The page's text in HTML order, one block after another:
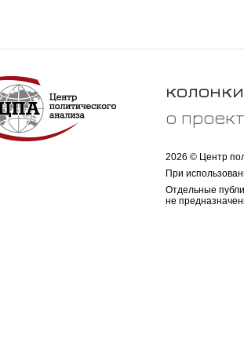
колонки
о
2026 © Центр
При
Отдельные
не